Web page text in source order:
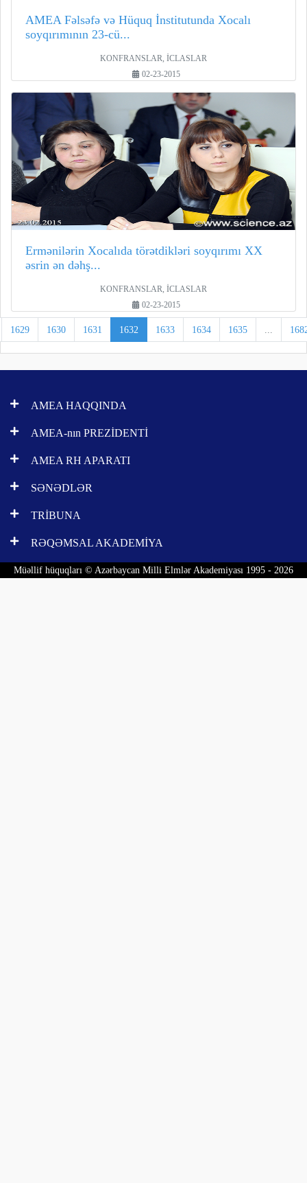
AMEA Fəlsəfə və Hüquq İnstitutunda Xocalı
soyqırımının 23-cü...
KONFRANSLAR, İCLASLAR
02-23-2015
Ermənilərin Xocalıda törətdikləri soyqırımı XX
əsrin ən dəhş...
KONFRANSLAR, İCLASLAR
02-23-2015
1629 1630 1631 1632 1633 1634 1635 ...
AMEA HAQQINDA
AMEA-nın PREZİDENTİ
AMEA RH APARATI
SƏNƏDLƏR
TRİBUNA
RƏQƏMSAL AKADEMİYA
Müəllif hüquqları © Azərbaycan Milli Elmlər Akademiyası 1995 - 2026